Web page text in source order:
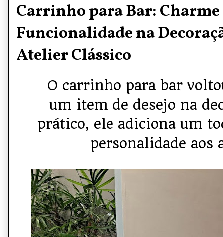
Carrinho para Bar: Charme
Funcionalidade na
Atelier Clássico
O carrinho para bar
um item de desejo na
prático, ele adiciona um
personalidade aos